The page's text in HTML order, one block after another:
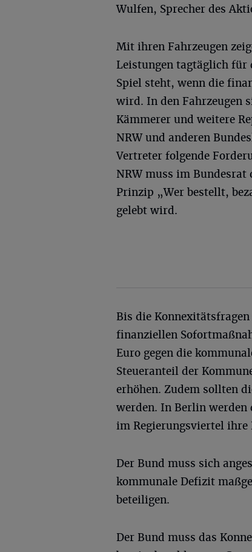
Wulfen, Sprecher des
Mit ihren Fahrzeugen
Leistungen tagtäglich für
Spiel steht, wenn die
wird. In den Fahrzeugen
Kämmerer und weitere
NRW und anderen
Vertreter folgende
NRW muss im Bundesrat
Prinzip „Wer bestellt,
gelebt wird.
Bis die
finanziellen
Euro gegen die
Steueranteil der
erhöhen. Zudem sollten
werden. In Berlin werden
im Regierungsviertel ihre
Der Bund muss sich
kommunale Defizit
beteiligen.
Der Bund muss das